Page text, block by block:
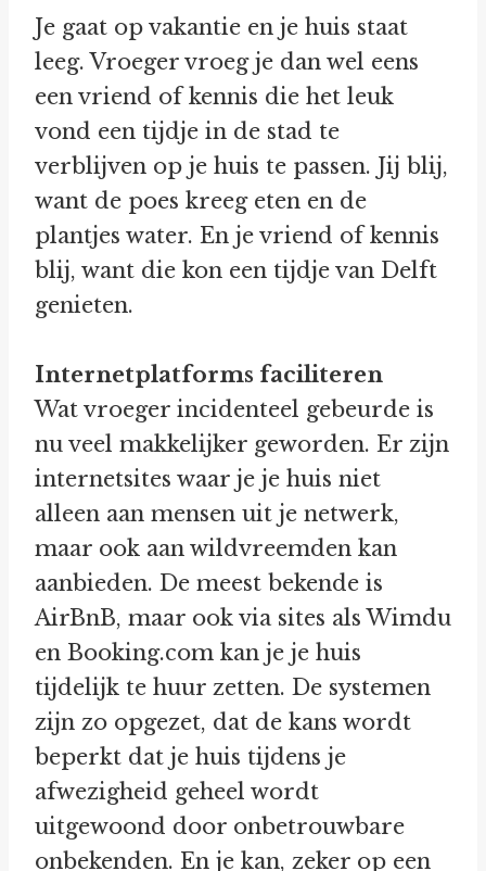
Je gaat op vakantie en je huis staat
leeg. Vroeger vroeg je dan wel eens
een vriend of kennis die het leuk
vond een tijdje in de stad te
verblijven op je huis te passen. Jij blij,
want de poes kreeg eten en de
plantjes water. En je vriend of kennis
blij, want die kon een tijdje van Delft
genieten.
Internetplatforms faciliteren
Wat vroeger incidenteel gebeurde is
nu veel makkelijker geworden. Er zijn
internetsites waar je je huis niet
alleen aan mensen uit je netwerk,
maar ook aan wildvreemden kan
aanbieden. De meest bekende is
AirBnB, maar ook via sites als Wimdu
en Booking.com kan je je huis
tijdelijk te huur zetten. De systemen
zijn zo opgezet, dat de kans wordt
beperkt dat je huis tijdens je
afwezigheid geheel wordt
uitgewoond door onbetrouwbare
onbekenden. En je kan, zeker op een